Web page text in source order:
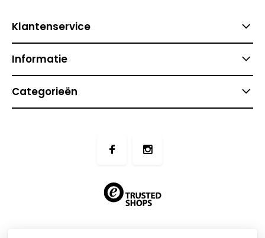
Klantenservice
Informatie
Categorieën